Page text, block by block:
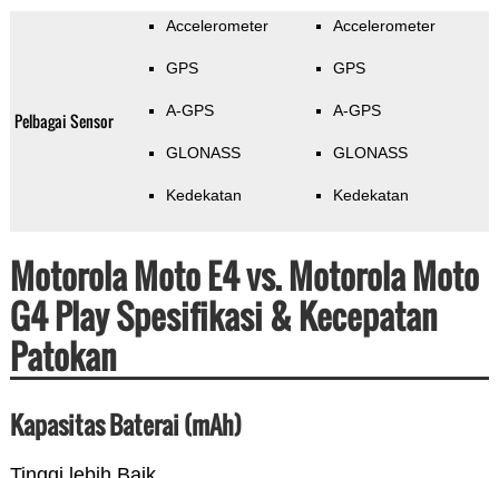
Pelbagai Sensor
Accelerometer
GPS
A-GPS
GLONASS
Kedekatan
Accelerometer
GPS
A-GPS
GLONASS
Kedekatan
Motorola Moto E4 vs. Motorola Moto
G4 Play Spesifikasi & Kecepatan
Patokan
Kapasitas Baterai (mAh)